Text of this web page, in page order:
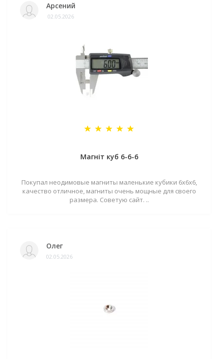
Арсений
02.05.2026
Магніт куб 6-6-6
Покупал неодимовые магниты маленькие кубики 6х6х6,
качество отличное, магниты очень мощные для своего
размера. Советую сайт. ..
Олег
02.05.2026